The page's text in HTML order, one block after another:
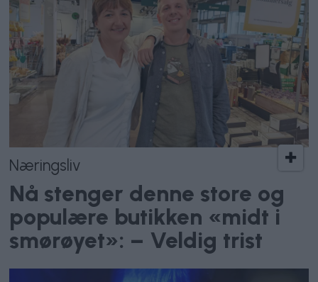
Næringsliv
Nå stenger denne store og
populære butikken «midt i
smørøyet»: – Veldig trist